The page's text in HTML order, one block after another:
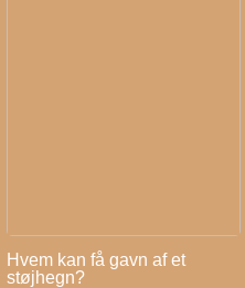
Hvem kan få gavn af et
støjhegn?